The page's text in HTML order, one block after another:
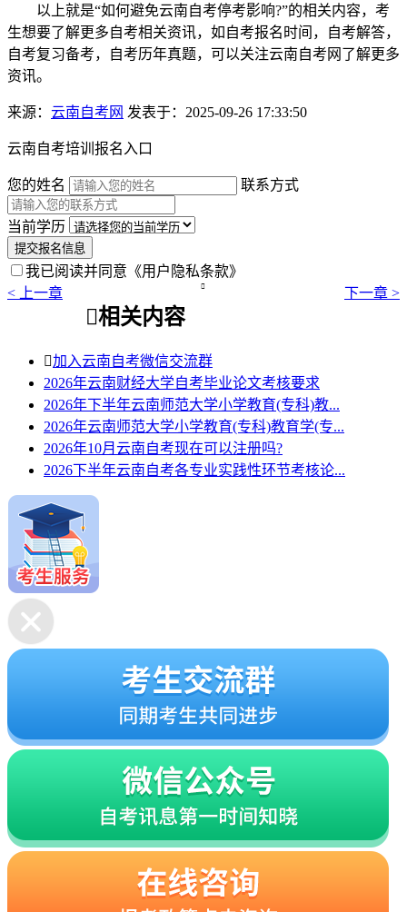
以上就是“如何避免云南自考停考影响?”的相关内容，考
生想要了解更多自考相关资讯，如自考报名时间，自考解答，
自考复习备考，自考历年真题，可以关注云南自考网了解更多
资讯。
来源： 云南自考网 发表于：2025-09-26 17:33:50
云南自考培训报名入口
您的姓名 联系方式
当前学历
提交报名信息
我已阅读并同意 《用户隐私条款》
< 上一章
 下一章 >
相关内容
加入云南自考微信交流群
2026年云南财经大学自考毕业论文考核要求
2026年下半年云南师范大学小学教育(专科)教...
2026年云南师范大学小学教育(专科)教育学(专...
2026年10月云南自考现在可以注册吗?
2026下半年云南自考各专业实践性环节考核论...